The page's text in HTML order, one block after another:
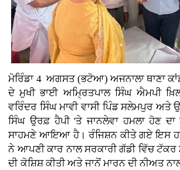
ਮੋਰਿੰਡਾ 4 ਅਗਸਤ (ਭਟੋਆ)ਅਜਨਾਲਾ ਥਾਣਾ
ਦੇ ਮੁਖੀ ਭਾਈ ਅਮ੍ਰਿਤਪਾਲ ਸਿੰਘ ਐਮਪੀ
ਵਰਿੰਦਰ ਸਿੰਘ ਮਾਵੀ ਵਾਸੀ ਪਿੰਡ ਸਲੇਮਪੁਰ ਅਤੇ
ਸਿੰਘ ਉਰਫ਼ ਹੈਪੀ 'ਤੇ ਜਾਨਲੇਵਾ ਹਮਲਾ ਹੋਣ ਦਾ
ਸਾਹਮਣੇ ਆਇਆ ਹੈ। ਰੰਜਿਸ਼ਨ ਕੀਤੇ ਗਏ ਇਸ
ਨੇ ਆਪਣੀ ਕਾਰ ਨਾਲ ਸਰਕਾਰੀ ਗੱਡੀ ਵਿੱਚ
ਦੀ ਕੋਸ਼ਿਸ਼ ਕੀਤੀ ਅਤੇ ਜਾਨੋਂ ਮਾਰਨ ਦੀ ਨੀਅਤ